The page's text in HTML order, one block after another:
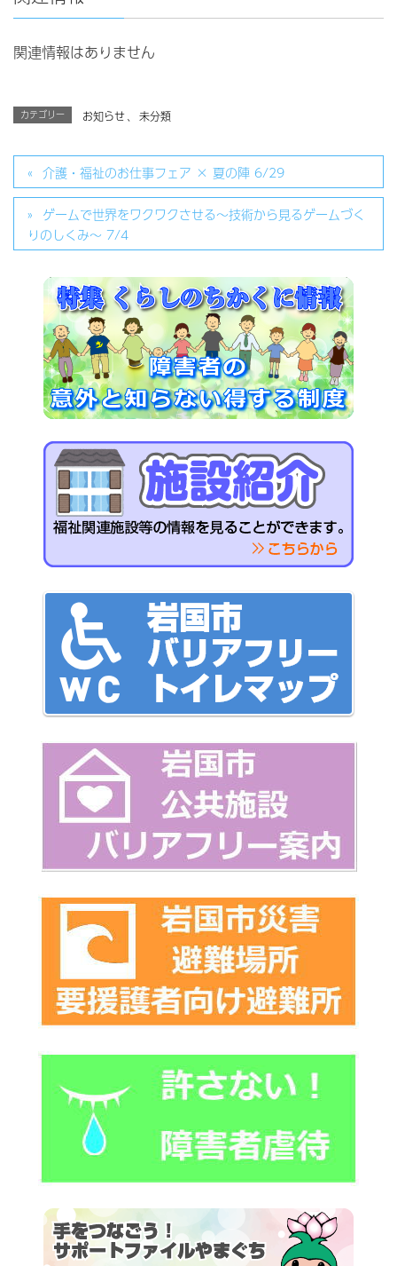
関連情報はありません
カテゴリー お知らせ、 未分類
介護・福祉のお仕事フェア × 夏の陣 6/29
ゲームで世界をワクワクさせる～技術から見るゲームづく
りのしくみ～ 7/4